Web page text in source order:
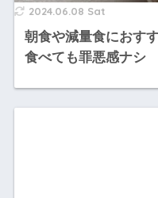
2024.06.08 Sat
朝食や減量食におす
食べても罪悪感ナシ